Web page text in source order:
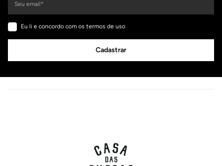
Eu li e concordo com os termos de uso
Cadastrar